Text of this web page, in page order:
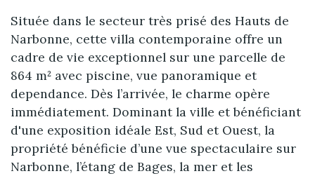
Située dans le secteur très prisé des Hauts de
Narbonne, cette villa contemporaine offre un
cadre de vie exceptionnel sur une parcelle de
864 m² avec piscine, vue panoramique et
dependance. Dès l’arrivée, le charme opère
immédiatement. Dominant la ville et bénéficiant
d'une exposition idéale Est, Sud et Ouest, la
propriété bénéficie d’une vue spectaculaire sur
Narbonne, l’étang de Bages, la mer et les